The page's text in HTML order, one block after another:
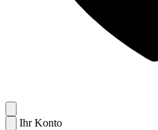
Ihr Konto